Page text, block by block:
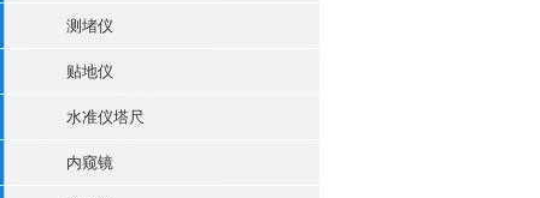
测堵仪
贴地仪
水准仪塔尺
内窥镜